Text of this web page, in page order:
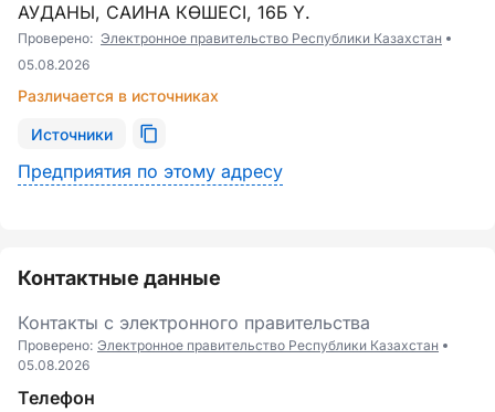
АУДАНЫ, САИНА КӨШЕСІ, 16Б Ү.
Проверено: Электронное правительство Республики Казахстан
05.08.2026
Различается в источниках
Источники
Предприятия по этому адресу
Контактные данные
Контакты с электронного правительства
Проверено: Электронное правительство Республики Казахстан
05.08.2026
Телефон